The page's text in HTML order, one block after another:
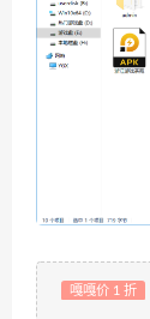
嘎嘎价 1 折